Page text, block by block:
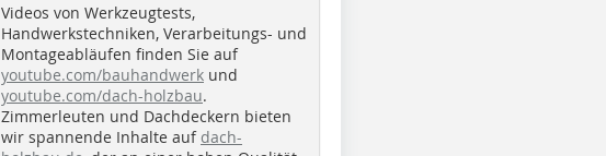
Videos von Werkzeugtests,
Handwerkstechniken, Verarbeitungs- und
Montageabläufen finden Sie auf
youtube.com/bauhandwerk und
youtube.com/dach-holzbau.
Zimmerleuten und Dachdeckern bieten
wir spannende Inhalte auf dach-